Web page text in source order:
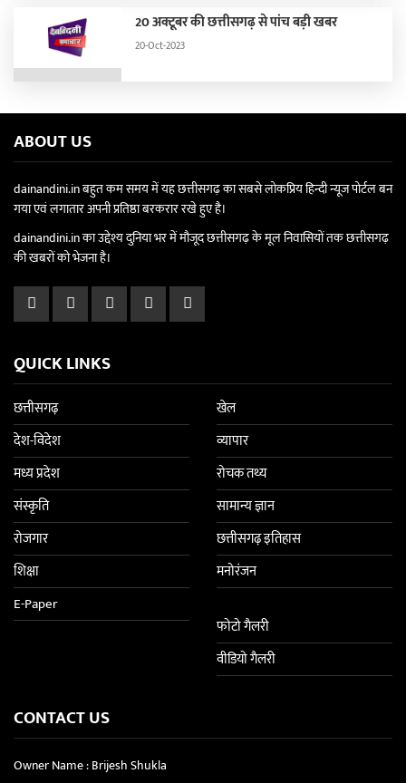
20 अक्टूबर की छत्तीसगढ़ से पांच बड़ी खबर
20-Oct-2023
ABOUT US
dainandini.in बहुत कम समय में यह छत्तीसगढ़ का सबसे लोकप्रिय हिन्दी न्यूज पोर्टल बन
गया एवं लगातार अपनी प्रतिष्ठा बरकरार रखे हुए है।
dainandini.in का उद्देश्य दुनिया भर में मौजूद छत्तीसगढ़ के मूल निवासियों तक छत्तीसगढ़
की खबरों को भेजना है।
QUICK LINKS
छत्तीसगढ़
देश-विदेश
मध्य प्रदेश
संस्कृति
रोजगार
शिक्षा
E-Paper
खेल
व्यापार
रोचक तथ्य
सामान्य ज्ञान
छत्तीसगढ़ इतिहास
मनोरंजन
फोटो गैलरी
वीडियो गैलरी
CONTACT US
Owner Name : Brijesh Shukla